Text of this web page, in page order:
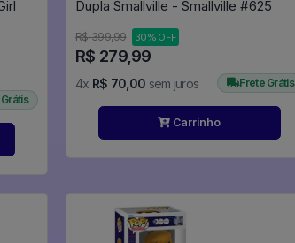
Dupla Smallville - Smallville #625
R$ 399,99 30% OFF
R$ 279,99
4x R$ 70,00 sem juros Frete Grátis
Carrinho